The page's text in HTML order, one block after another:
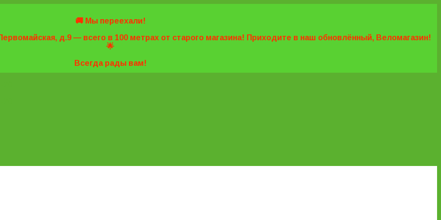
🚚 Мы переехали!
д.9 — всего в 100 метрах от старого магазина! Приходите в наш обновлённый, Веломагазин!
🌟
Всегда рады вам!